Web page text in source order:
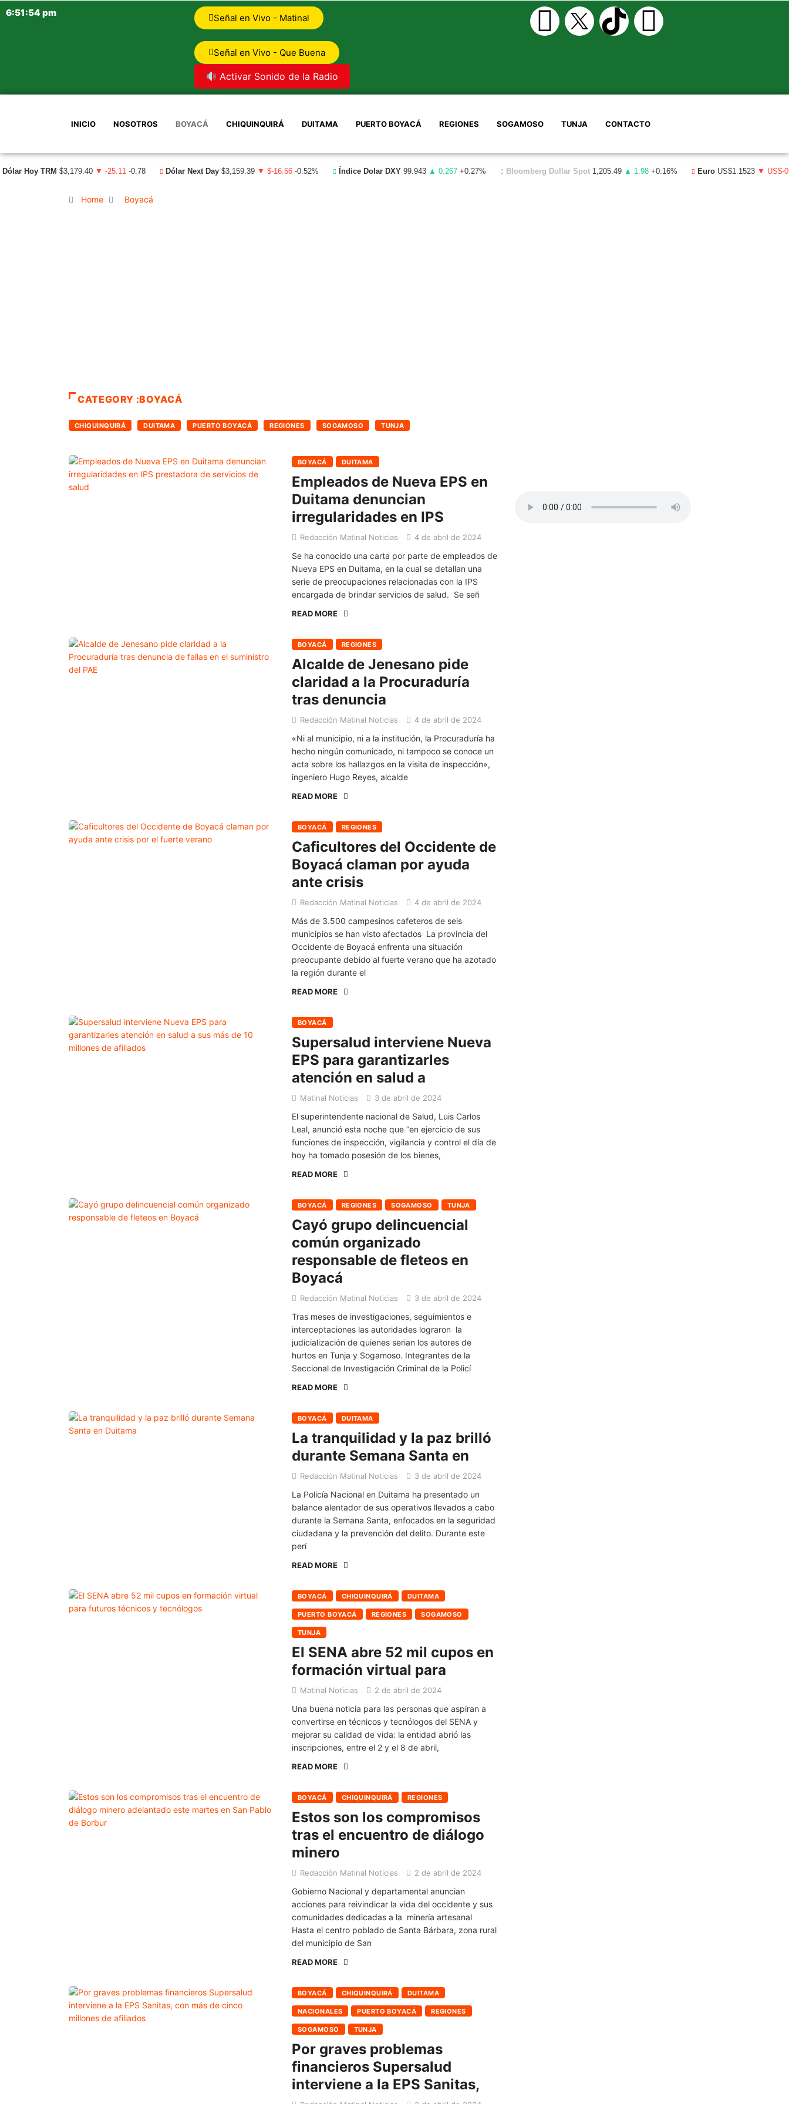
6:51:55 pm Señal en Vivo - Matinal
Señal en Vivo - Que Buena
Activar Sonido de la Radio
INICIO NOSOTROS BOYACÁ CHIQUINQUIRÁ DUITAMA PUERTO BOYACÁ REGIONES SOGAMOSO TUNJA CONTACTO
Dólar Hoy TRM $3,179.40 ▼ -25.11 -0.78 Dólar Next Day $3,159.39 ▼ $-16.56 -0.52% Índice Dolar DXY 99.943 ▲ 0.267 +0.27% Bloomberg Dollar Spot 1,205.49 ▲ 1.98 +0.16% Euro US$1.1523 ▼ US$-
Home Boyacá
CATEGORY :BOYACÁ
CHIQUINQUIRÁ DUITAMA PUERTO BOYACÁ REGIONES SOGAMOSO TUNJA
BOYACÁ DUITAMA
Empleados de Nueva EPS en
Duitama denuncian
irregularidades en IPS
Redacción Matinal Noticias 4 de abril de 2024
Se ha conocido una carta por parte de empleados de
Nueva EPS en Duitama, en la cual se detallan una
serie de preocupaciones relacionadas con la IPS
encargada de brindar servicios de salud. Se señ
READ MORE
BOYACÁ REGIONES
Alcalde de Jenesano pide
claridad a la Procuraduría
tras denuncia
Redacción Matinal Noticias 4 de abril de 2024
«Ni al municipio, ni a la institución, la Procuraduría ha
hecho ningún comunicado, ni tampoco se conoce un
acta sobre los hallazgos en la visita de inspección»,
ingeniero Hugo Reyes, alcalde
READ MORE
BOYACÁ REGIONES
Caficultores del Occidente de
Boyacá claman por ayuda
ante crisis
Redacción Matinal Noticias 4 de abril de 2024
Más de 3.500 campesinos cafeteros de seis
municipios se han visto afectados La provincia del
Occidente de Boyacá enfrenta una situación
preocupante debido al fuerte verano que ha azotado
la región durante el
READ MORE
BOYACÁ
Supersalud interviene Nueva
EPS para garantizarles
atención en salud a
Matinal Noticias 3 de abril de 2024
El superintendente nacional de Salud, Luis Carlos
Leal, anunció esta noche que “en ejercicio de sus
funciones de inspección, vigilancia y control el día de
hoy ha tomado posesión de los bienes,
READ MORE
BOYACÁ REGIONES SOGAMOSO TUNJA
Cayó grupo delincuencial
común organizado
responsable de fleteos en
Boyacá
Redacción Matinal Noticias 3 de abril de 2024
Tras meses de investigaciones, seguimientos e
interceptaciones las autoridades lograron la
judicialización de quienes serian los autores de
hurtos en Tunja y Sogamoso. Integrantes de la
Seccional de Investigación Criminal de la Policí
READ MORE
BOYACÁ DUITAMA
La tranquilidad y la paz brilló
durante Semana Santa en
Redacción Matinal Noticias 3 de abril de 2024
La Policía Nacional en Duitama ha presentado un
balance alentador de sus operativos llevados a cabo
durante la Semana Santa, enfocados en la seguridad
ciudadana y la prevención del delito. Durante este
perí
READ MORE
BOYACÁ CHIQUINQUIRÁ DUITAMA
PUERTO BOYACÁ REGIONES SOGAMOSO
TUNJA
El SENA abre 52 mil cupos en
formación virtual para
Matinal Noticias 2 de abril de 2024
Una buena noticia para las personas que aspiran a
convertirse en técnicos y tecnólogos del SENA y
mejorar su calidad de vida: la entidad abrió las
inscripciones, entre el 2 y el 8 de abril,
READ MORE
BOYACÁ CHIQUINQUIRÁ REGIONES
Estos son los compromisos
tras el encuentro de diálogo
minero
Redacción Matinal Noticias 2 de abril de 2024
Gobierno Nacional y departamental anuncian
acciones para reivindicar la vida del occidente y sus
comunidades dedicadas a la minería artesanal
Hasta el centro poblado de Santa Bárbara, zona rural
del municipio de San
READ MORE
BOYACÁ CHIQUINQUIRÁ DUITAMA
NACIONALES PUERTO BOYACÁ REGIONES
SOGAMOSO TUNJA
Por graves problemas
financieros Supersalud
interviene a la EPS Sanitas,